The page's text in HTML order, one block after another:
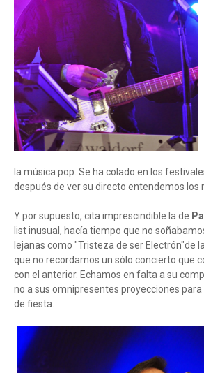
la música pop. Se ha colado en los
después de ver su directo entendemos los
Y por supuesto, cita imprescindible la de
list inusual, hacía tiempo que no
lejanas como "Tristeza de ser Electrón"de
que no recordamos un sólo concierto que
con el anterior. Echamos en falta a su
no a sus omnipresentes proyecciones
de fiesta.